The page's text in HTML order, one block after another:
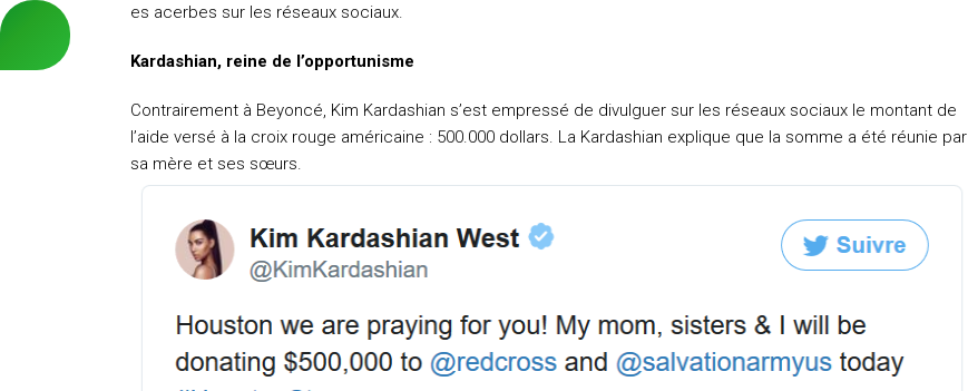
es acerbes sur les réseaux sociaux.
Kardashian, reine de l’opportunisme
Contrairement à Beyoncé, Kim Kardashian s’est empressé de divulguer sur les réseaux sociaux le montant de
l’aide versé à la croix rouge américaine : 500.000 dollars. La Kardashian explique que la somme a été réunie par
sa mère et ses sœurs.